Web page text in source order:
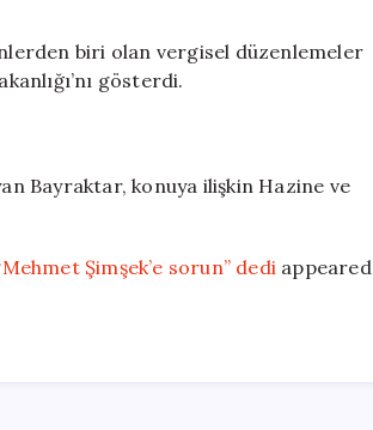
biri olan vergisel düzenlemeler
gösterdi.
Bayraktar, konuya ilişkin Hazine ve
Şimşek’e sorun” dedi appeared